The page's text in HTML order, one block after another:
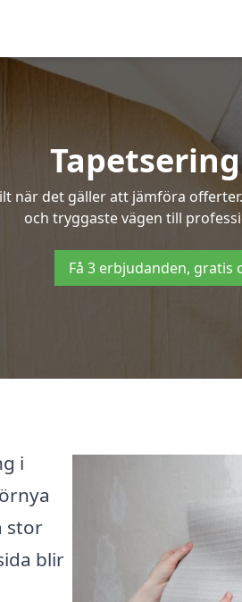
när det gäller att jämföra
och tryggaste vägen till
Få 3 erbjudanden,
i
stor
blir